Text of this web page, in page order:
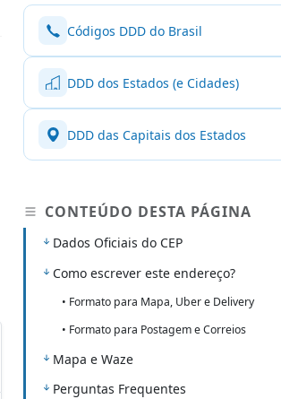
Códigos DDD do Brasil
DDD dos Estados (e Cidades)
DDD das Capitais dos Estados
CONTEÚDO DESTA PÁGINA
Dados Oficiais do CEP
Como escrever este endereço?
• Formato para Mapa, Uber e Delivery
• Formato para Postagem e Correios
Mapa e Waze
Perguntas Frequentes